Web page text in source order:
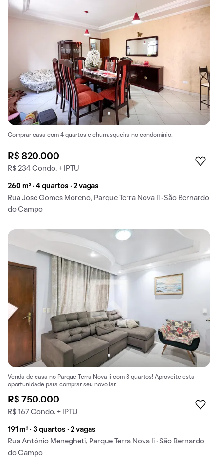
Comprar casa com 4 quartos e churrasqueira no condomínio.
R$ 820.000
R$ 234 Condo. + IPTU
260 m² · 4 quartos · 2 vagas
Rua José Gomes Moreno, Parque Terra Nova Ii · São Bernardo
do Campo
Venda de casa no Parque Terra Nova Ii com 3 quartos! Aproveite esta
oportunidade para comprar seu novo lar.
R$ 750.000
R$ 167 Condo. + IPTU
191 m² · 3 quartos · 2 vagas
Rua Antônio Menegheti, Parque Terra Nova Ii · São Bernardo
do Campo